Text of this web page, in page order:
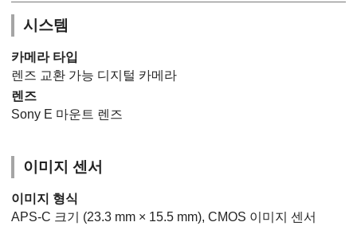
시스템
카메라 타입
렌즈 교환 가능 디지털 카메라
렌즈
Sony E 마운트 렌즈
이미지 센서
이미지 형식
APS-C 크기 (23.3 mm × 15.5 mm), CMOS 이미지 센서